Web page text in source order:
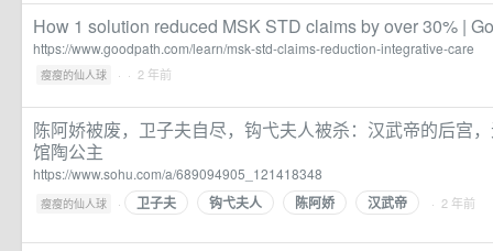
How 1 solution reduced MSK STD claims by over 30% |
https://www.goodpath.com/learn/msk-std-claims-reduction-integrative-care
瘦瘦的仙人球 · · 2 年前
陈阿娇被废，卫子夫自尽，钩弋夫人被杀：汉武帝的后宫
馆陶公主
https://www.sohu.com/a/689094905_121418348
瘦瘦的仙人球 · 卫子夫 钩弋夫人 陈阿娇 汉武帝 · 2 年前